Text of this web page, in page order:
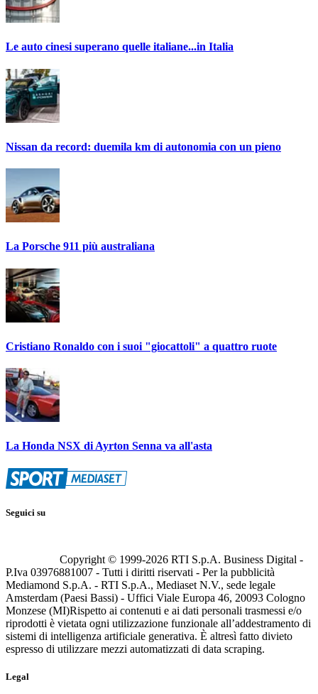
Le auto cinesi superano quelle italiane...in Italia
Nissan da record: duemila km di autonomia con un pieno
La Porsche 911 più australiana
Cristiano Ronaldo con i suoi "giocattoli" a quattro ruote
La Honda NSX di Ayrton Senna va all'asta
Seguici su
Copyright © 1999-2026 RTI S.p.A. Business Digital -
P.Iva 03976881007 - Tutti i diritti riservati - Per la pubblicità
Mediamond S.p.A. - RTI S.p.A., Mediaset N.V., sede legale
Amsterdam (Paesi Bassi) - Uffici Viale Europa 46, 20093 Cologno
Monzese (MI)Rispetto ai contenuti e ai dati personali trasmessi e/o
riprodotti è vietata ogni utilizzazione funzionale all’addestramento di
sistemi di intelligenza artificiale generativa. È altresì fatto divieto
espresso di utilizzare mezzi automatizzati di data scraping.
Legal